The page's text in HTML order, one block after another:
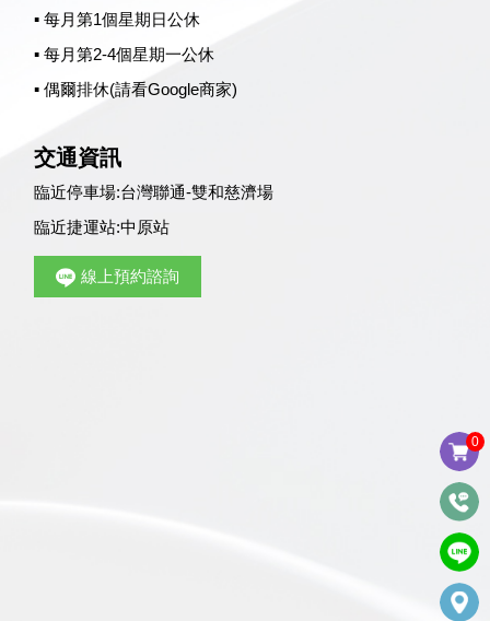
0
▪ 每月第1個星期日公休
▪ 每月第2-4個星期一公休
▪ 偶爾排休(請看Google商家)
交通資訊
臨近停車場:台灣聯通-雙和慈濟場
臨近捷運站:中原站
線上預約諮詢